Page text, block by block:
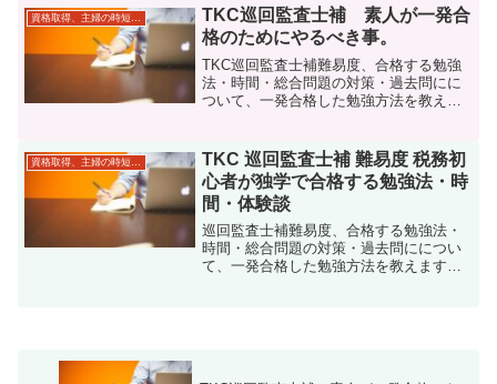
験」に3科目一発合格した際の勉強方法、
体験談をまとめました。「素人がどんな
感じで勉強したら巡回監査士補試験に一
発で合格できたか」に絞って、個人的な
感想を書いています。
資格取得、主婦の時短勉強
TKC巡回監査士補 素人が一発合
格のためにやるべき事。
TKC巡回監査士補難易度、合格する勉強
法・時間・総合問題の対策・過去問にに
ついて、一発合格した勉強方法を教えま
０年、巡回監査士補試験に税法知識がほ
とんどない状態から、独学勉強期間2カ月
半で2020年（令和２年）「巡回監査士補
試験」に3科目一発合格した際の勉強方
法、体験談をまとめました。「素人がど
んな感じで勉強したら巡回監査士補試験
に一発で合格できたか」に絞って、個人
的な感想を書いています。
TKC 巡回監査士補 難易度 税務初
心者が独学で合格する勉強法・時
間・体験談
巡回監査士補難易度、合格する勉強法・
時間・総合問題の対策・過去問にについ
て、一発合格した勉強方法を教えます！